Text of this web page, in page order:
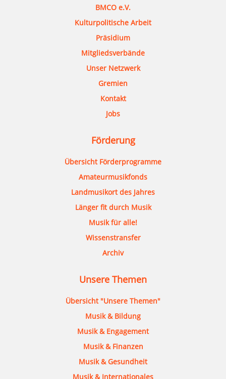
BMCO e.V.
Kulturpolitische Arbeit
Präsidium
Mitgliedsverbände
Unser Netzwerk
Gremien
Kontakt
Jobs
Förderung
Übersicht Förderprogramme
Amateurmusikfonds
Landmusikort des Jahres
Länger fit durch Musik
Musik für alle!
Wissenstransfer
Archiv
Unsere Themen
Übersicht "Unsere Themen"
Musik & Bildung
Musik & Engagement
Musik & Finanzen
Musik & Gesundheit
Musik & Internationales